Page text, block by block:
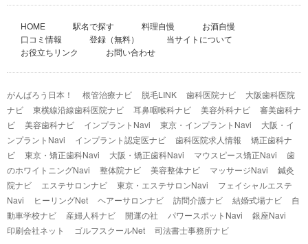
HOME 駅名で探す 料理自慢
お酒自慢
口コミ情報
登録（無料）
当サイトについて
お役立ちリンク
お問い合わせ
がんばろう日本！ 根管治療ナビ 脱毛LINK 歯科医院ナビ
大阪歯科医院
ナビ
東横線沿線歯科医院ナビ 耳鼻咽喉科ナビ 美容外科ナビ
審美歯科ナ
ビ
美容歯科ナビ インプラントNavi 東京・インプラントNavi
大阪・イ
ンプラントNavi
インプラント認定医ナビ 歯科医院求人情報
矯正歯科ナ
ビ
東京・矯正歯科Navi 大阪・矯正歯科Navi マウスピース矯正Navi
歯
のホワイトニングNavi
整体院ナビ 美容整体ナビ マッサージNavi
鍼灸
院ナビ
エステサロンナビ 東京・エステサロンNavi
フェイシャルエステ
Navi
ヒーリングNet ヘアーサロンナビ 訪問介護ナビ 結婚式場ナビ
自
動車学校ナビ
産婦人科ナビ 開運の社 パワースポットNavi
銀座Navi
印刷会社ネット
ゴルフスクールNet 司法書士事務所ナビ